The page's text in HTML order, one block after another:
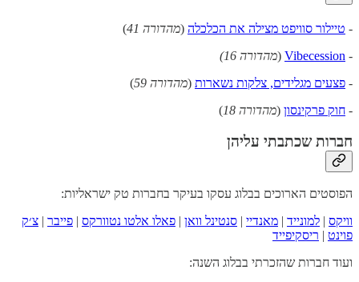
- טיילור סוויפט מצילה את הכלכלה (מהדורה 41
)
-
Vibecession
(מהדורה 16)
- פצעים מגלידים, צלקות נשארות (מהדורה 59
)
- חוק פרקינסון (מהדורה 18 )
חברות שכתבתי עליהן
הפוסטים הארוכים בבלוג עסקו בעיקר בחברות טק ישראליות:
וויקס | למונייד | מאנדיי | סנטינל וואן | פאלו אלטו נטוורקס | פייבר | צ׳ק
פוינט | ריסקיפייד
ועוד חברות שהזכרתי בבלוג השנה: